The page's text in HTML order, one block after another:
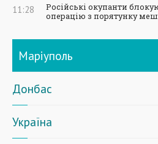
11:28
Російські окупанти
операцію з порятунку
Маріуполь
Донбас
Україна